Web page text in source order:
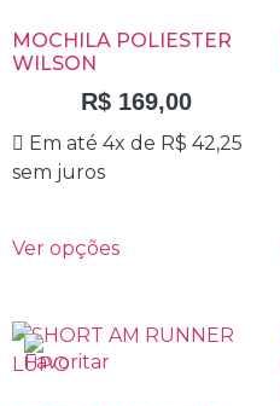
MOCHILA POLIESTER
WILSON
R$169,00
Em até 4x de R$ 42,25
sem juros
Ver opções